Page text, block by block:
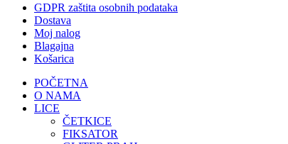
GDPR zaštita osobnih podataka
Dostava
Moj nalog
Blagajna
Košarica
POČETNA
O NAMA
LICE
ČETKICE
FIKSATOR